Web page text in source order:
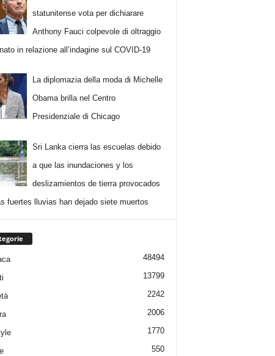
statunitense vota per dichiarare
Anthony Fauci colpevole di oltraggio
in relazione all’indagine sul COVID-19
La diplomazia della moda di Michelle
Obama brilla nel Centro
Presidenziale di Chicago
Sri Lanka cierra las escuelas debido
a que las inundaciones y los
deslizamientos de tierra provocados
fuertes lluvias han dejado siete muertos
48494
13799
2242
2006
1770
550